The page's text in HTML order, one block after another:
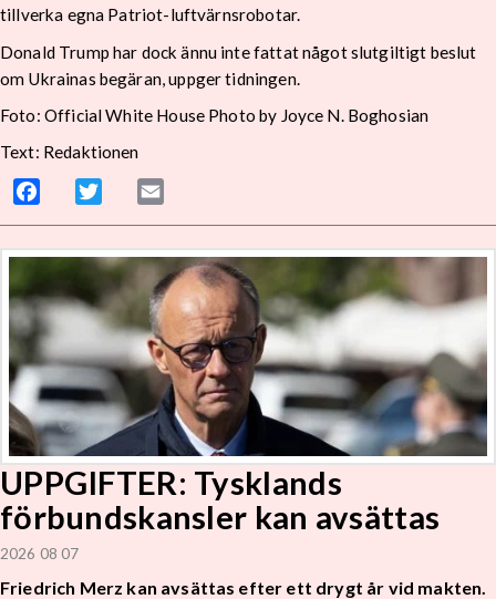
tillverka egna Patriot-luftvärnsrobotar.
Donald Trump har dock ännu inte fattat något slutgiltigt beslut
om Ukrainas begäran, uppger tidningen.
Foto: Official White House Photo by Joyce N. Boghosian
Text: Redaktionen
Facebook Twitter
UPPGIFTER: Tysklands
förbundskansler kan avsättas
2026 08 07
Friedrich Merz kan avsättas efter ett drygt år vid makten.